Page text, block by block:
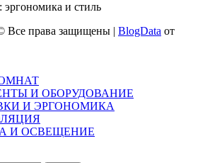
и стиль
Все права защищены | BlogData от
И ОБОРУДОВАНИЕ
И ЭРГОНОМИКА
И ОСВЕЩЕНИЕ